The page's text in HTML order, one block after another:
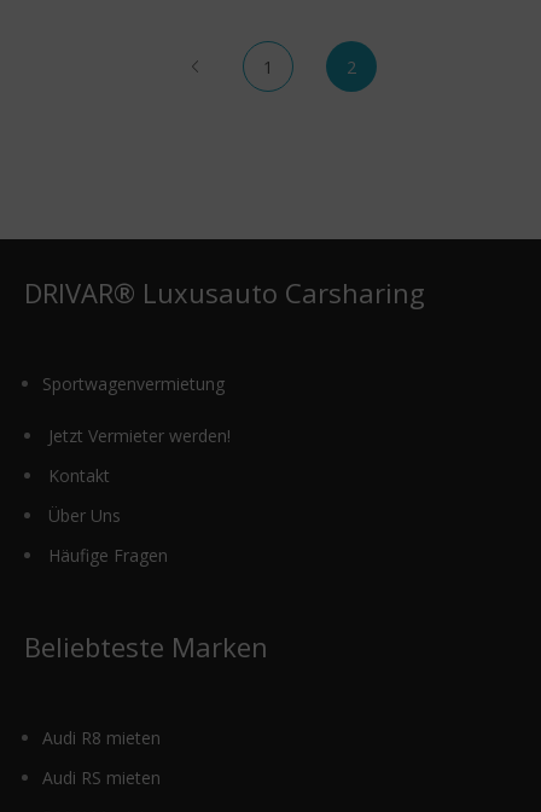
1 2
DRIVAR® Luxusauto Carsharing
Sportwagenvermietung
Jetzt Vermieter werden!
Kontakt
Über Uns
Häufige Fragen
Beliebteste Marken
Audi R8 mieten
Audi RS mieten